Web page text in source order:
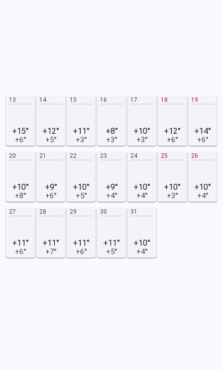
13
+15°
+6°
14
+12°
+5°
15
+11°
+3°
16
+8°
+3°
17
+10°
+3°
18
+12°
+6°
19
+14°
+6°
20
+10°
+8°
21
+9°
+6°
22
+10°
+5°
23
+9°
+4°
24
+10°
+4°
25
+10°
+3°
26
+10°
+4°
27
+11°
+6°
28
+11°
+7°
29
+11°
+6°
30
+11°
+5°
31
+10°
+4°